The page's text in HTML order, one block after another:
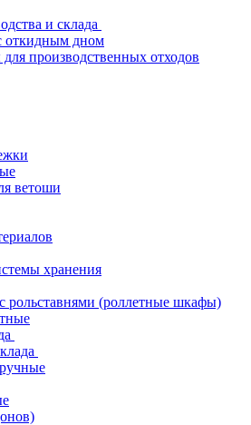
и склада
откидным дном
производственных отходов
ветоши
хранения
рольставнями (роллетные шкафы)